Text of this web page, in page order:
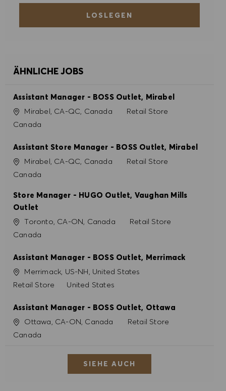
LOSLEGEN
ÄHNLICHE JOBS
Assistant Manager - BOSS Outlet, Mirabel
Ort Mirabel, CA-QC, Canada Kategorie
Retail Store
Canada
Assistant Store Manager - BOSS Outlet, Mirabel
Ort Mirabel, CA-QC, Canada Kategorie
Retail Store
Canada
Store Manager - HUGO Outlet, Vaughan Mills
Outlet
OrtToronto, CA-ON, Canada Kategorie
Retail Store
Canada
Assistant Manager - BOSS Outlet, Merrimack
Ort Merrimack, US-NH, United States
Kategorie
Retail Store United States
Assistant Manager - BOSS Outlet, Ottawa
Ort Ottawa, CA-ON, Canada Kategorie
Retail Store
Canada
SIEHE AUCH